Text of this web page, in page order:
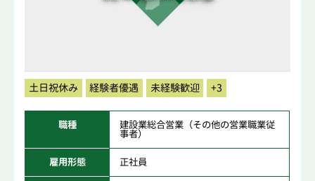
土日祝休み 経験者優遇 未経験歓迎 +3
職種 建設業総合営業（その他の営業職業従
事者）
雇用形態 正社員